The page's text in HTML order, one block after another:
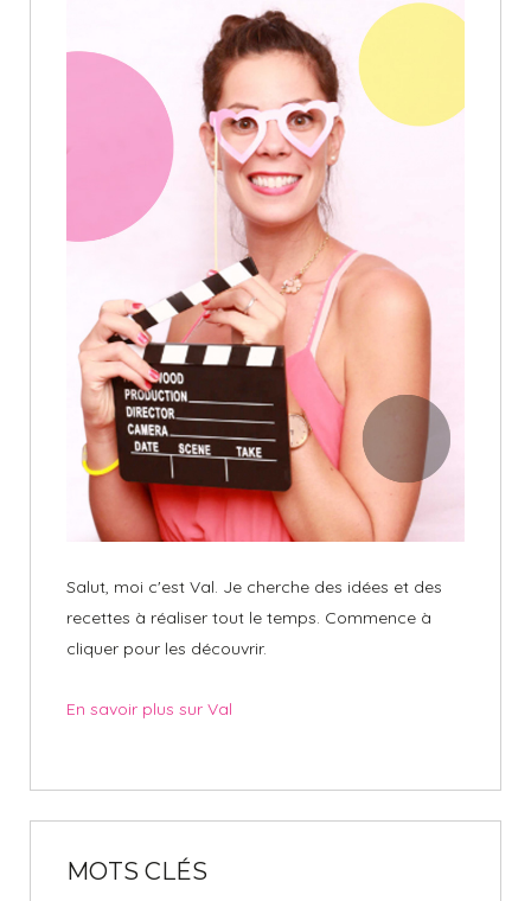
Salut, moi c'est Val. Je cherche des idées et des
recettes à réaliser tout le temps. Commence à
cliquer pour les découvrir.
En savoir plus sur Val
MOTS CLÉS